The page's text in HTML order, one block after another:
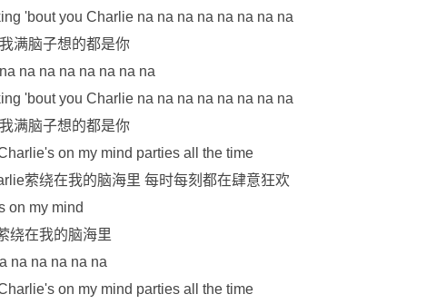
'bout you Charlie na na na na na na na na
满脑子想的都是你
na na na na na na na
'bout you Charlie na na na na na na na na
满脑子想的都是你
on my mind parties all the time
萦绕在我的脑海里 每时每刻都在肆意狂欢
on my mind
绕在我的脑海里
na na na na na
on my mind parties all the time